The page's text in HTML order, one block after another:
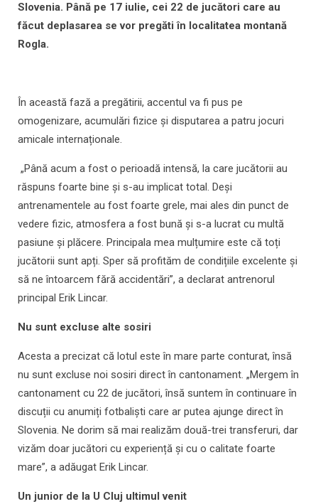
Slovenia. Până pe 17 iulie, cei 22 de jucători care au
făcut deplasarea se vor pregăti în localitatea montană
Rogla.
În această fază a pregătirii, accentul va fi pus pe
omogenizare, acumulări fizice și disputarea a patru jocuri
amicale internaționale.
„Până acum a fost o perioadă intensă, la care jucătorii au
răspuns foarte bine și s-au implicat total. Deși
antrenamentele au fost foarte grele, mai ales din punct de
vedere fizic, atmosfera a fost bună și s-a lucrat cu multă
pasiune și plăcere. Principala mea mulțumire este că toți
jucătorii sunt apți. Sper să profităm de condițiile excelente și
să ne întoarcem fără accidentări”, a declarat antrenorul
principal Erik Lincar.
Nu sunt excluse alte sosiri
Acesta a precizat că lotul este în mare parte conturat, însă
nu sunt excluse noi sosiri direct în cantonament. „Mergem în
cantonament cu 22 de jucători, însă suntem în continuare în
discuții cu anumiți fotbaliști care ar putea ajunge direct în
Slovenia. Ne dorim să mai realizăm două-trei transferuri, dar
vizăm doar jucători cu experiență și cu o calitate foarte
mare”, a adăugat Erik Lincar.
Un junior de la U Cluj ultimul venit